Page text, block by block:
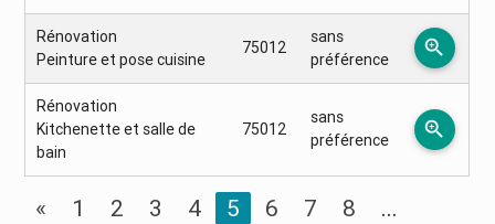
Rénovation
Peinture et pose cuisine
75012
sans
préférence
zoom_in
Rénovation
Kitchenette et salle de
bain
75012
sans
préférence
zoom_in
« 1 2 3 4 5 6 7 8
...